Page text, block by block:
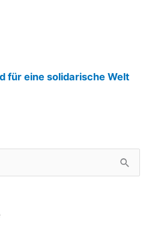
für eine solidarische Welt:
e